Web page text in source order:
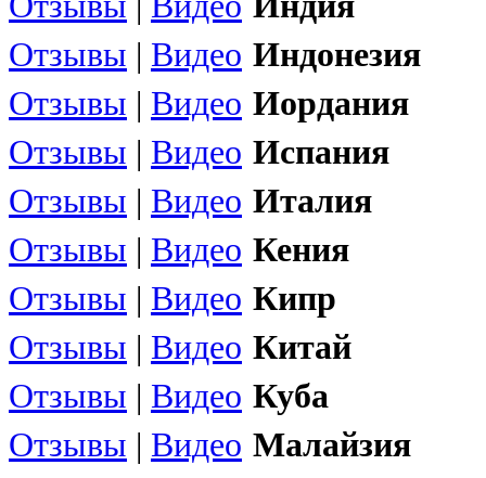
Отзывы | Видео Индонезия
Отзывы | Видео Иордания
Отзывы | Видео Испания
Отзывы | Видео Италия
Отзывы | Видео Кения
Отзывы | Видео Кипр
Отзывы | Видео Китай
Отзывы | Видео Куба
Отзывы | Видео Малайзия